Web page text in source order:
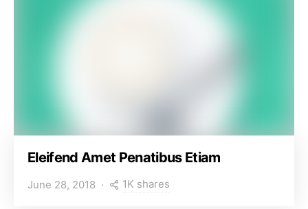
Eleifend Amet Penatibus Etiam
June 28, 2018 1K shares